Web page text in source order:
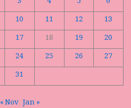
3 4 5
6
10 11 12
13
17 18 19
20
24 25 26
27
31
« Nov Jan »